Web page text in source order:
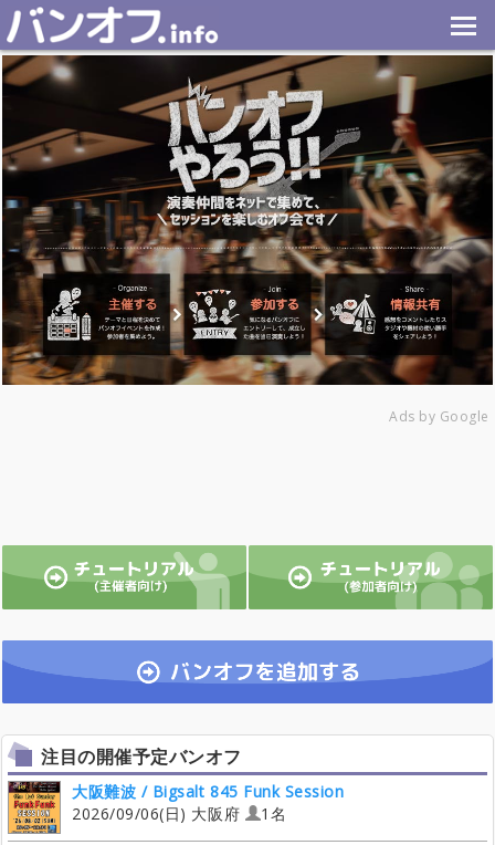
Ads by Google
注目の開催予定バンオフ
大阪難波 / Bigsalt 845 Funk Session
2026/09/06(日) 大阪府
1名